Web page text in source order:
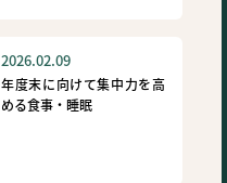
2026.02.09
年度末に向けて集中力を高
める食事・睡眠